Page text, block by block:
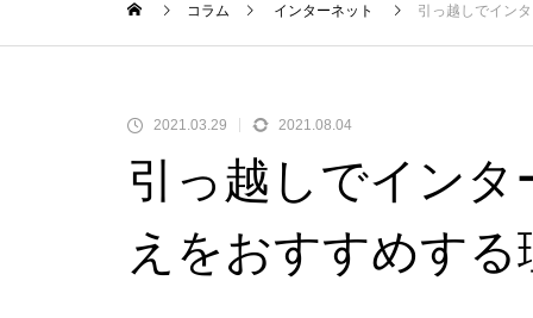
コラム インターネット 引っ越しでイン
2021.03.29 2021.08.04
引っ越しでイン
えをおすすめす